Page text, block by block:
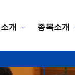
개 종목소개